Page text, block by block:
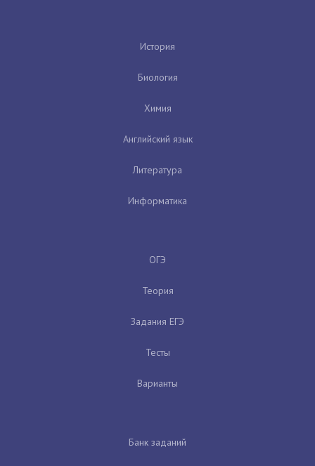
История
Биология
Химия
Английский язык
Литература
Информатика
ОГЭ
Теория
Задания ЕГЭ
Тесты
Варианты
Банк заданий